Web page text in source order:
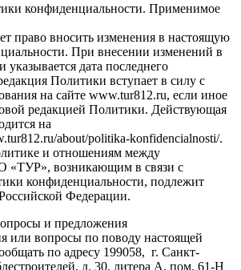
конфиденциальности. Применимое
право вносить изменения в настоящую
При внесении изменений в
указывается дата последнего
Политики вступает в силу с
на сайте www.tur812.ru, если иное
редакцией Политики. Действующая
на
about/politika-konfidencialnosti/.
и отношениям между
«ТУР», возникающим в связи с
конфиденциальности, подлежит
Федерации.
и предложения
или вопросы по поводу настоящей
по адресу 199058, г. Санкт-
д. 30, литера А, пом. 61-Н